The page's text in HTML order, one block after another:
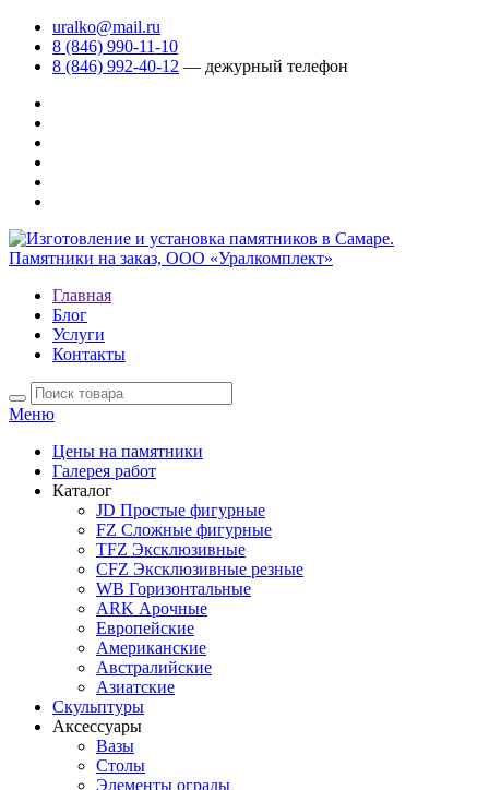
uralko@mail.ru
8 (846) 990-11-10
8 (846) 992-40-12 — дежурный телефон
Главная
Блог
Услуги
Контакты
Меню
Цены на памятники
Галерея работ
Каталог
JD Простые фигурные
FZ Сложные фигурные
TFZ Эксклюзивные
CFZ Эксклюзивные резные
WB Горизонтальные
ARK Арочные
Европейские
Американские
Австралийские
Азиатские
Скульптуры
Аксессуары
Вазы
Столы
Элементы ограды